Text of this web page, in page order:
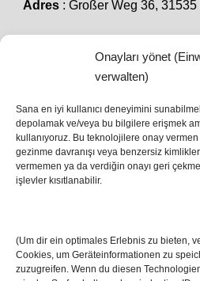
Onayları yönet
verwalten)
Sana en iyi kullanıcı deneyimini
depolamak ve/veya bu bilgilere erişmek
kullanıyoruz. Bu teknolojilere onay
gezinme davranışı veya benzersiz
vermemen ya da verdiğin onayı geri
işlevler kısıtlanabilir.
(Um dir ein optimales Erlebnis zu bieten,
Cookies, um Geräteinformationen zu
zuzugreifen. Wenn du diesen
Adres : Großer Weg 36,
SON HABERLER
İstanbul’da Avrupa
Villa Boğaz’da Tarih
08 May 2026
17 Nis 2026